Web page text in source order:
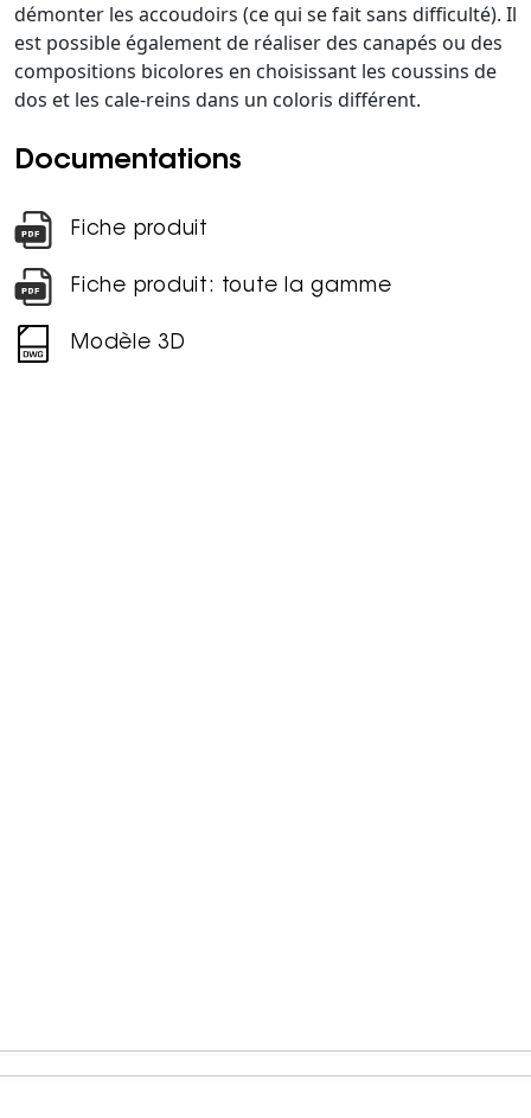
démonter les accoudoirs (ce qui se fait sans difficulté). Il
est possible également de réaliser des canapés ou des
compositions bicolores en choisissant les coussins de
dos et les cale-reins dans un coloris différent.
Documentations
Fiche produit
Fiche produit: toute la gamme
Modèle 3D